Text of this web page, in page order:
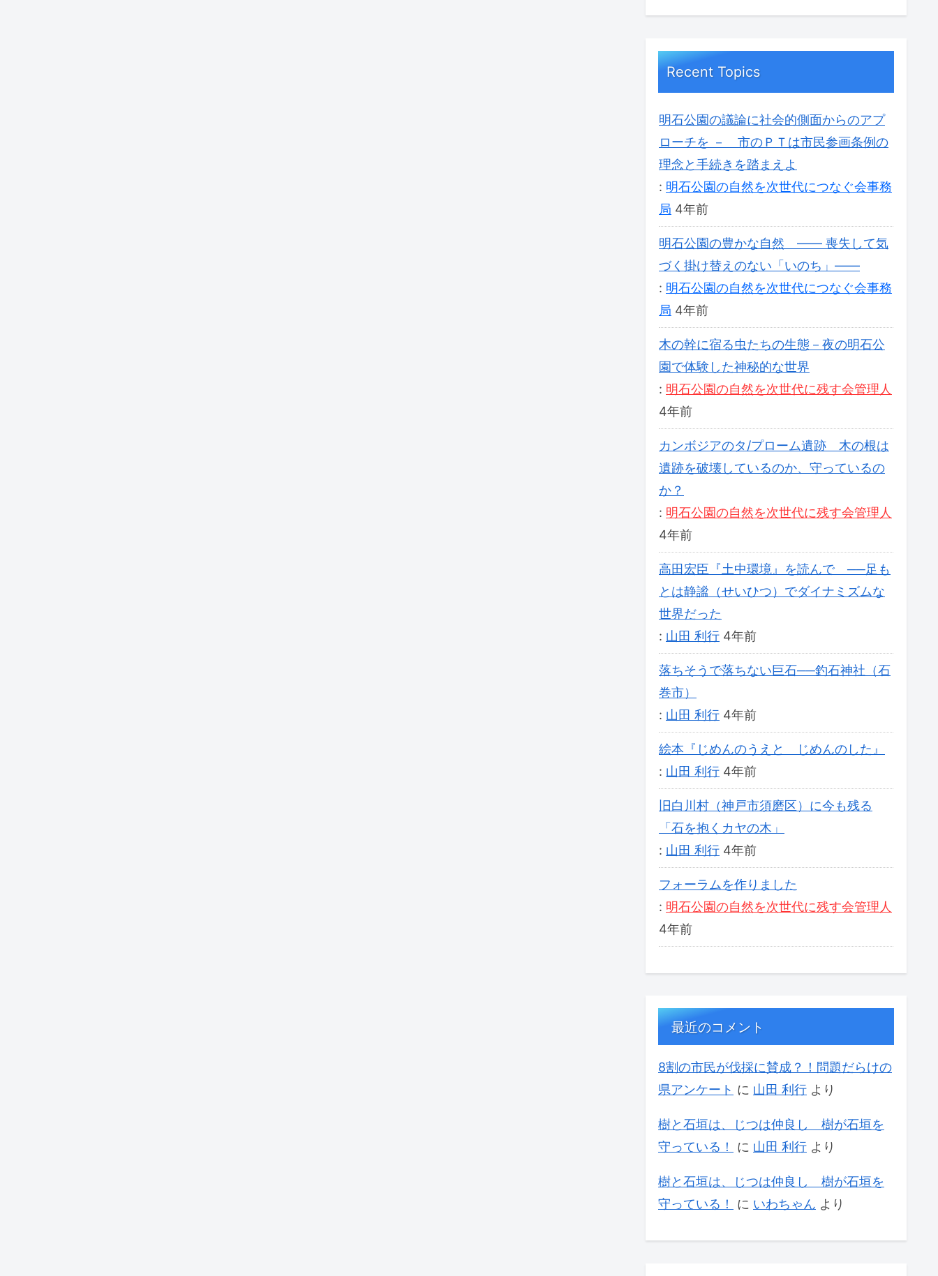
Recent Topics
明石公園の議論に社会的側面からのアプ
ローチを － 市のＰＴは市民参画条例の
理念と手続きを踏まえよ
: 明石公園の自然を次世代につなぐ会事務
局 4年前
明石公園の豊かな自然 ―― 喪失して気
づく掛け替えのない「いのち」――
: 明石公園の自然を次世代につなぐ会事務
局 4年前
木の幹に宿る虫たちの生態－夜の明石公
園で体験した神秘的な世界
: 明石公園の自然を次世代に残す会管理人
4年前
カンボジアのタ/プローム遺跡 木の根は
遺跡を破壊しているのか、守っているの
か？
: 明石公園の自然を次世代に残す会管理人
4年前
高田宏臣『土中環境』を読んで ──足も
とは静謐（せいひつ）でダイナミズムな
世界だった
: 山田 利行 4年前
落ちそうで落ちない巨石──釣石神社（石
巻市）
: 山田 利行 4年前
絵本『じめんのうえと じめんのした』
: 山田 利行 4年前
旧白川村（神戸市須磨区）に今も残る
「石を抱くカヤの木」
: 山田 利行 4年前
フォーラムを作りました
: 明石公園の自然を次世代に残す会管理人
4年前
最近のコメント
8割の市民が伐採に賛成？！問題だらけの
県アンケート に 山田 利行 より
樹と石垣は、じつは仲良し 樹が石垣を
守っている！
に 山田 利行 より
樹と石垣は、じつは仲良し 樹が石垣を
守っている！
に いわちゃん より